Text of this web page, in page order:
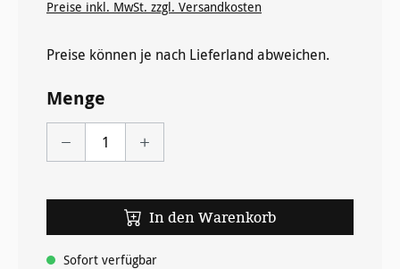
Preise inkl. MwSt. zzgl. Versandkosten
Preise können je nach Lieferland abweichen.
Menge
In den Warenkorb
Sofort verfügbar